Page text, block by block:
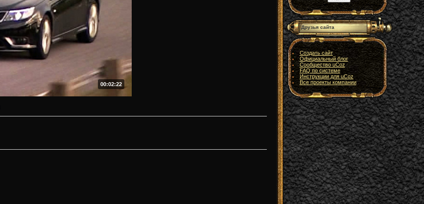
00:02:22
Друзья сайта
Создать сайт
Официальный блог
Сообщество uCoz
FAQ по системе
Инструкции для uCoz
Все проекты компании